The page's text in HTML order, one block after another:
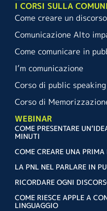
I CORSI SULLA
Come creare un
Comunicazione Alto
Come comunicare in
I’m comunicazione
Corso di public speaking
Corso di
WEBINAR
COME PRESENTARE
MINUTI
COME CREARE UNA
LA PNL NEL PARLARE IN
RICORDARE OGNI
COME RIESCE APPLE A
LINGUAGGIO